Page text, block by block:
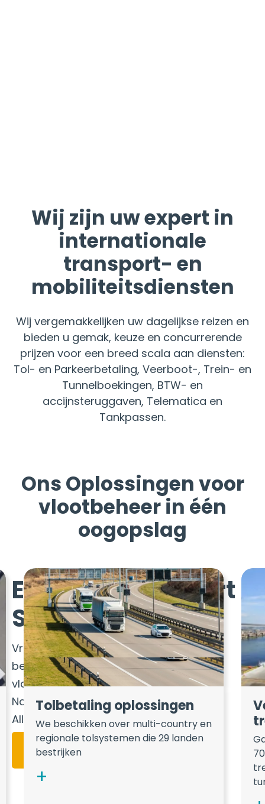
Easytrip Transport
Services
Vrachtwagens, bussen en lichte
bedrijfsvoertuigen Oplossingen voor
vlootbeheer
Naadloze mobiliteit door heel Europa
Alles op één plek
Bekijk onze folder
Wij zijn uw expert in
internationale
transport- en
mobiliteitsdiensten
Wij vergemakkelijken uw dagelijkse reizen en
bieden u gemak, keuze en concurrerende
prijzen voor een breed scala aan diensten:
Tol- en Parkeerbetaling, Veerboot-, Trein- en
Tunnelboekingen, BTW- en
accijnsteruggaven, Telematica en
Tankpassen.
Ons Oplossingen voor
vlootbeheer in één
oogopslag
Tolbetaling oplossingen
We beschikken over multi-country en
regionale tolsystemen die 29 landen
bestrijken